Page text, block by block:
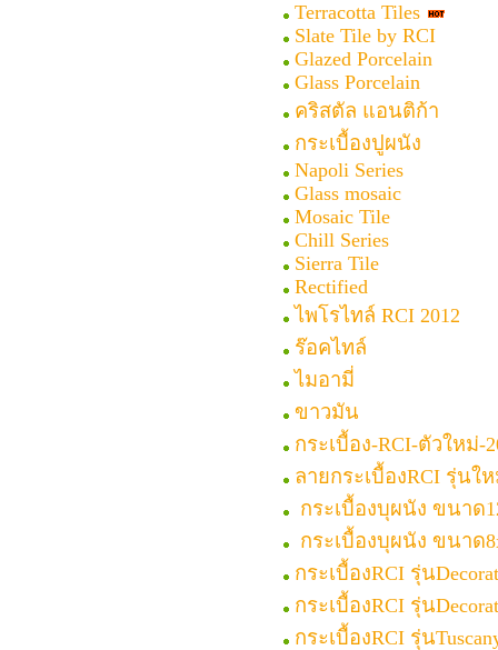
Terracotta Tiles
Slate Tile by RCI
Glazed Porcelain
Glass Porcelain
คริสตัล แอนติก้า
กระเบื้องปูผนัง
Napoli Series
Glass mosaic
Mosaic Tile
Chill Series
Sierra Tile
Rectified
ไพโรไทล์ RCI 2012
ร๊อคไทล์
ไมอามี่
ขาวมัน
กระเบื้อง-RCI-ตัวใหม่-
ลายกระเบื้องRCI รุ่นใ
กระเบื้องบุผนัง ขนาด
กระเบื้องบุผนัง ขนาด
กระเบื้องRCI รุ่น
กระเบื้องRCI รุ่น
กระเบื้องRCI รุ่น